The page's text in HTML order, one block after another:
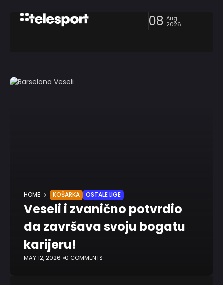
08 Aug
2026
HOME KOŠARKA OSTALE LIGE
Veseli i zvanično potvrdio
da završava svoju bogatu
karijeru!
MAY 12, 2026 0 COMMENTS